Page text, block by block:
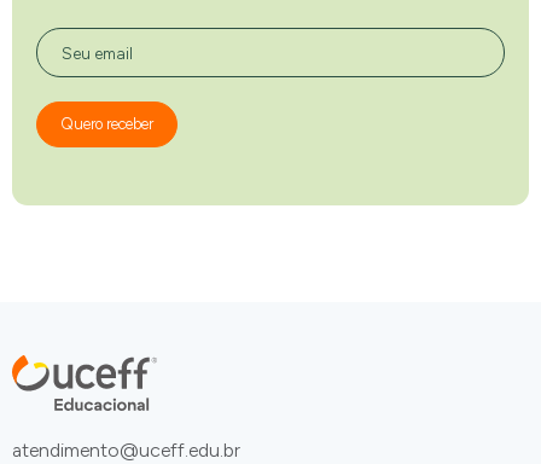
Seu email
Quero receber
atendimento@uceff.edu.br